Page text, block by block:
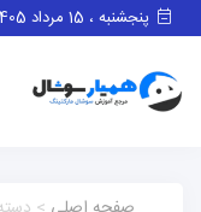
پنجشنبه ، 15 مرداد 1405